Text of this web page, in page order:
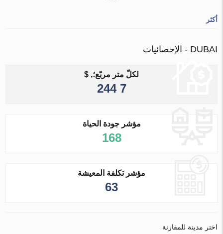
أكثر
DUBAI - الإحصائيات
لكلّ متر مربّع؛, $
7 244
مؤشر جودة الحياة
168
مؤشر تكلفة المعيشة
63
اختر مدينة للمقارنة